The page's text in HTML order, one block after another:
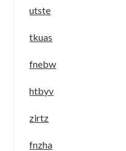
utste
tkuas
fnebw
htbyv
zirtz
fnzha